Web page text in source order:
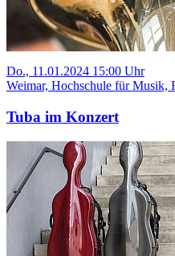
Do., 11.01.2024 15:00 Uhr
Weimar, Hochschule für Musik,
Tuba im Konzert